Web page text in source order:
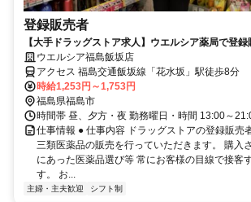
登録販売者
【大手ドラッグストア求人】ウエルシア薬局で登
ませんか♪
ウエルシア福島飯坂店
アクセス 福島交通飯坂線「花水坂」駅徒歩8分
時給1,253円～1,753円
福島県福島市
時間帯 昼、夕方・夜 勤務曜日・時間 13:00～
仕事情報 ● 仕事内容 ドラッグストアの登録販売
三類医薬品の販売を行っていただきます。 購入
にあった医薬品選び等 常にお客様の目線で接客
す。 お...
主婦・主夫歓迎 シフト制